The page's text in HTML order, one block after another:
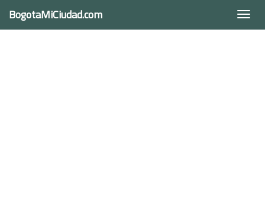
BogotaMiCiudad.com